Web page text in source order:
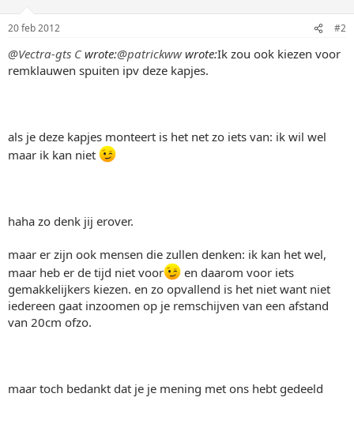
20 feb 2012 #2
@Vectra-gts Cwrote:@patrickwwwrote:Ik zou ook kiezen voor
remklauwen spuiten ipv deze kapjes.
als je deze kapjes monteert is het net zo iets van: ik wil wel
maar ik kan niet
haha zo denk jij erover.
maar er zijn ook mensen die zullen denken: ik kan het wel,
maar heb er de tijd niet voor
en daarom voor iets
gemakkelijkers kiezen. en zo opvallend is het niet want niet
iedereen gaat inzoomen op je remschijven van een afstand
van 20cm ofzo.
maar toch bedankt dat je je mening met ons hebt gedeeld